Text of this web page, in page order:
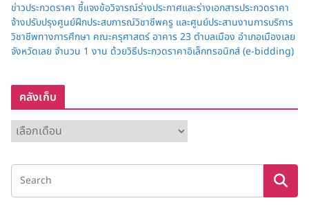
ข่าวประกวดราคา ชี้แจงข้อวิจารณ์ร่างประกาศและร่างเอกสารประกวดราคา
จ้างปรับปรุงศูนย์ฝึกประสบการณ์วิชาชีพครู และศูนย์ประสานงานการบริการ
วิชาชีพทางการศึกษา คณะครุศาสตร์ อาคาร 23 ตำบลเมือง อำเภอเมืองเลย
จังหวัดเลย จำนวน 1 งาน ด้วยวิธีประกวดราคาอิเล็กทรอนิกส์ (e-bidding)
คลังเก็บ
ลั
ง
ก็